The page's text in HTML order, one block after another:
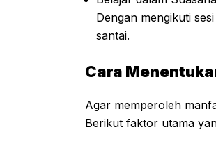
Dengan mengikuti
santai.
Cara
Agar memperoleh
Berikut faktor utama